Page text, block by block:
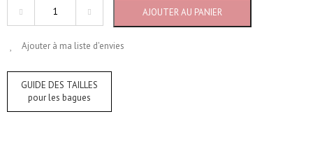
AJOUTER AU PANIER
Ajouter à ma liste d'envies
GUIDE DES TAILLES
pour les bagues